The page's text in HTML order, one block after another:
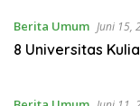
Berita Umum Juni 15,
8 Universitas